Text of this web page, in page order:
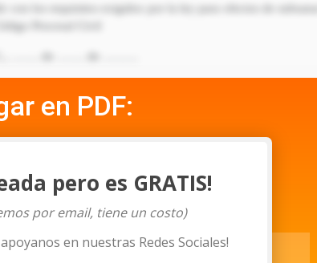
con los requisitos exigidos por la ley para efectos de subsanar
Procesal Civil
……. de ……. de ………
en PDF:
Descargar
pero es GRATIS!
por email, tiene un costo)
en nuestras Redes Sociales!